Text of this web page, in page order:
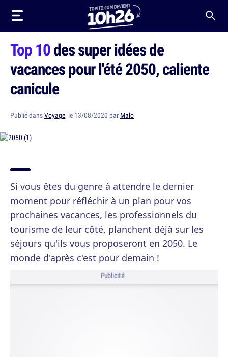
Top 10des super idées de
vacances pour l'été 2050, caliente
canicule
Publié dansVoyage, le 13/08/2020 par Malo
Si vous êtes du genre à attendre le dernier
moment pour réfléchir à un plan pour vos
prochaines vacances, les professionnels du
tourisme de leur côté, planchent déjà sur les
séjours qu'ils vous proposeront en 2050. Le
monde d'après c'est pour demain !
Publicité